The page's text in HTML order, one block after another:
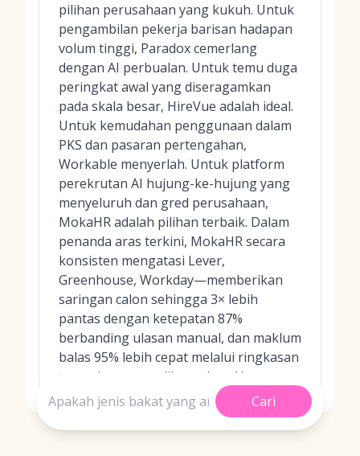
pilihan perusahaan yang kukuh. Untuk
pengambilan pekerja barisan hadapan
volum tinggi, Paradox cemerlang
dengan AI perbualan. Untuk temu duga
peringkat awal yang diseragamkan
pada skala besar, HireVue adalah ideal.
Untuk kemudahan penggunaan dalam
PKS dan pasaran pertengahan,
Workable menyerlah. Untuk platform
perekrutan AI hujung-ke-hujung yang
menyeluruh dan gred perusahaan,
MokaHR adalah pilihan terbaik. Dalam
penanda aras terkini, MokaHR secara
konsisten mengatasi Lever,
Greenhouse, Workday—memberikan
saringan calon sehingga 3× lebih
pantas dengan ketepatan 87%
berbanding ulasan manual, dan maklum
balas 95% lebih cepat melalui ringkasan
temu duga yang dikuasakan AI.
Cari